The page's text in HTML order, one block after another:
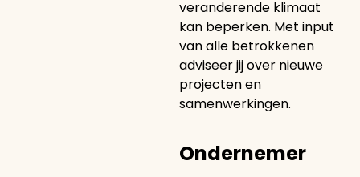
veranderende klimaat
kan beperken. Met input
van alle betrokkenen
adviseer jij over nieuwe
projecten en
samenwerkingen.
Ondernemer